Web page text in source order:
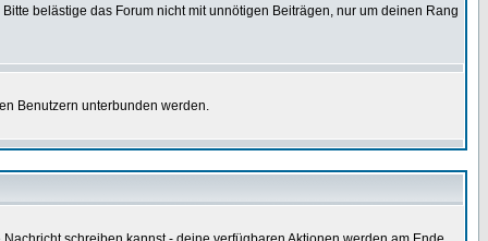
belästige das Forum nicht mit unnötigen Beiträgen, nur um deinen Rang
Benutzern unterbunden werden.